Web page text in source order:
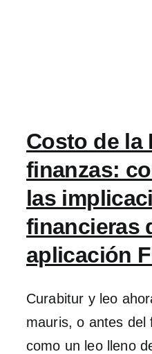
Costo de la
finanzas:
las
financieras
aplicación
Curabitur y leo
mauris, o antes del
como un leo lleno